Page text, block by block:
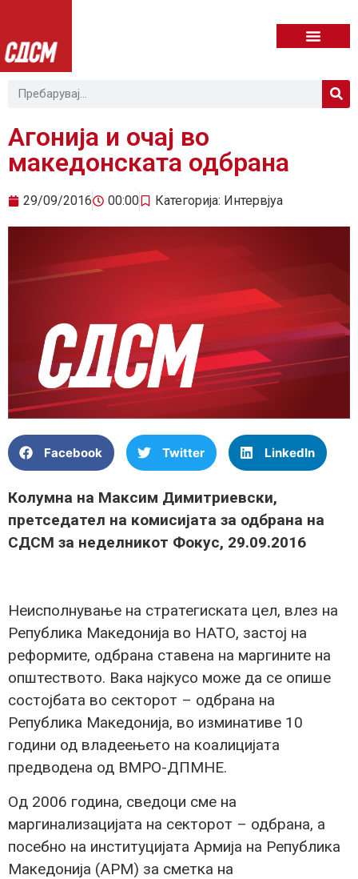
Агонија и очај во
македонската одбрана
29/09/2016 00:00 Категорија: Интервјуа
Facebook Twitter LinkedIn
Колумна на Максим Димитриевски,
претседател на комисијата за одбрана на
СДСМ за неделникот Фокус, 29.09.2016
Неисполнување на стратегиската цел, влез на
Република Македонија во НАТО, застој на
реформите, одбрана ставена на маргините на
општеството. Вака најкусо може да се опише
состојбата во секторот – одбрана на
Република Македонија, во изминативе 10
години од владеењето на коалицијата
предводена од ВМРО-ДПМНЕ.
Од 2006 година, сведоци сме на
маргинализацијата на секторот – одбрана, а
посебно на институцијата Армија на Република
Македонија (АРМ) за сметка на